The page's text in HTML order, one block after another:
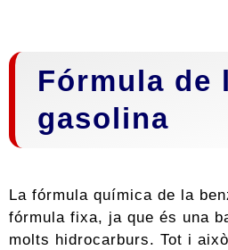
Fórmula de
gasolina
La fórmula química de la
fórmula fixa, ja que és una
molts hidrocarburs. Tot i